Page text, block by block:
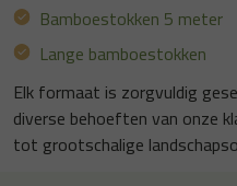
Bamboestokken 5 meter
Lange bamboestokken
Elk formaat is zorgvuldig
diverse behoeften van onze
tot grootschalige